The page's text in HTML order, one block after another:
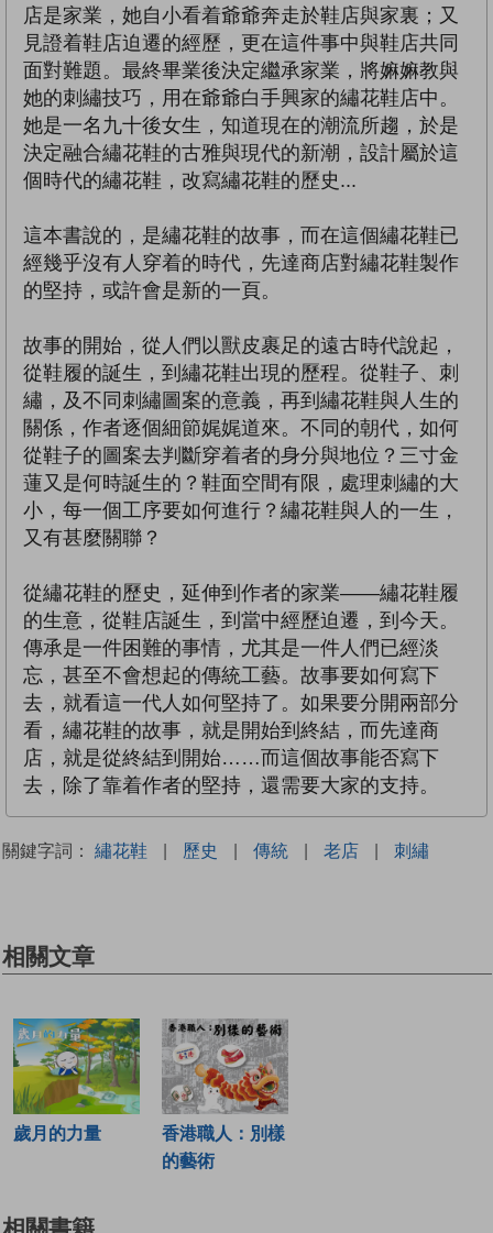
店是家業，她自小看着爺爺奔走於鞋店與家裏；又
見證着鞋店迫遷的經歷，更在這件事中與鞋店共同
面對難題。最終畢業後決定繼承家業，將嫲嫲教與
她的刺繡技巧，用在爺爺白手興家的繡花鞋店中。
她是一名九十後女生，知道現在的潮流所趨，於是
決定融合繡花鞋的古雅與現代的新潮，設計屬於這
個時代的繡花鞋，改寫繡花鞋的歷史...
這本書說的，是繡花鞋的故事，而在這個繡花鞋已
經幾乎沒有人穿着的時代，先達商店對繡花鞋製作
的堅持，或許會是新的一頁。
故事的開始，從人們以獸皮裹足的遠古時代說起，
從鞋履的誕生，到繡花鞋出現的歷程。從鞋子、刺
繡，及不同刺繡圖案的意義，再到繡花鞋與人生的
關係，作者逐個細節娓娓道來。不同的朝代，如何
從鞋子的圖案去判斷穿着者的身分與地位？三寸金
蓮又是何時誕生的？鞋面空間有限，處理刺繡的大
小，每一個工序要如何進行？繡花鞋與人的一生，
又有甚麼關聯？
從繡花鞋的歷史，延伸到作者的家業——繡花鞋履
的生意，從鞋店誕生，到當中經歷迫遷，到今天。
傳承是一件困難的事情，尤其是一件人們已經淡
忘，甚至不會想起的傳統工藝。故事要如何寫下
去，就看這一代人如何堅持了。如果要分開兩部分
看，繡花鞋的故事，就是開始到終結，而先達商
店，就是從終結到開始……而這個故事能否寫下
去，除了靠着作者的堅持，還需要大家的支持。
關鍵字詞： 繡花鞋 | 歷史 | 傳統 | 老店 | 刺繡
相關文章
歲月的力量
香港職人：別樣
的藝術